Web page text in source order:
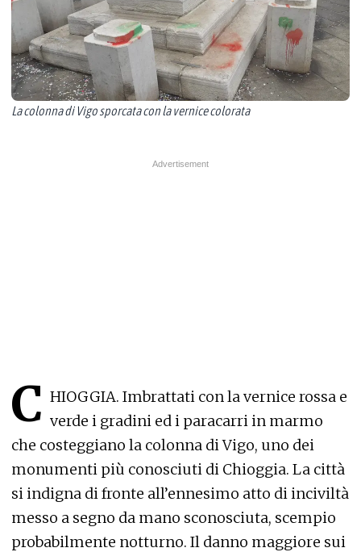
La colonna di Vigo sporcata con la vernice colorata
C HIOGGIA. Imbrattati con la vernice rossa e
verde i gradini ed i paracarri in marmo
che costeggiano la colonna di Vigo, uno dei
monumenti più conosciuti di Chioggia. La città
si indigna di fronte all’ennesimo atto di inciviltà
messo a segno da mano sconosciuta, scempio
probabilmente notturno. Il danno maggiore sui